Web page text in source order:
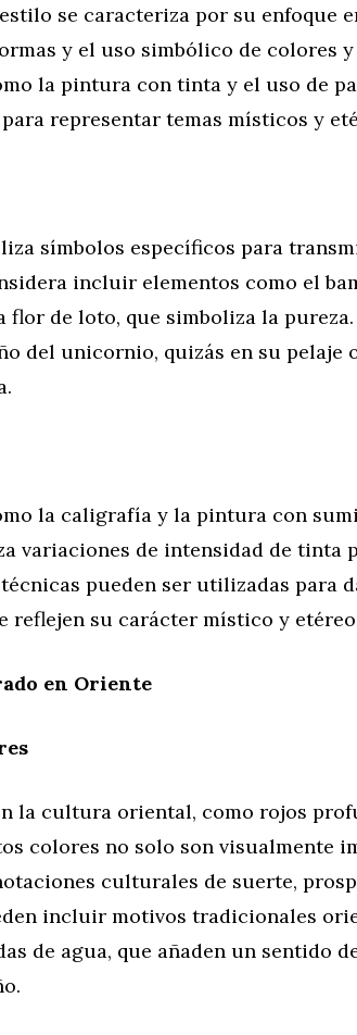
se caracteriza por su enfoque
y el uso simbólico de colores
la pintura con tinta y el uso de
representar temas místicos y
símbolos específicos para
incluir elementos como el
de loto, que simboliza la pureza.
del unicornio, quizás en su pelaje
la caligrafía y la pintura con
variaciones de intensidad de tinta
pueden ser utilizadas para
reflejen su carácter místico y
en Oriente
la cultura oriental, como rojos
colores no solo son visualmente
culturales de suerte,
incluir motivos tradicionales
de agua, que añaden un sentido